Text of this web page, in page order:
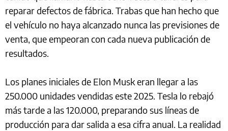
reparar defectos de fábrica. Trabas que han hecho que
el vehículo no haya alcanzado nunca las previsiones de
venta, que empeoran con cada nueva publicación de
resultados.
Los planes iniciales de Elon Musk eran llegar a las
250.000 unidades vendidas este 2025. Tesla lo rebajó
más tarde a las 120.000, preparando sus líneas de
producción para dar salida a esa cifra anual. La realidad